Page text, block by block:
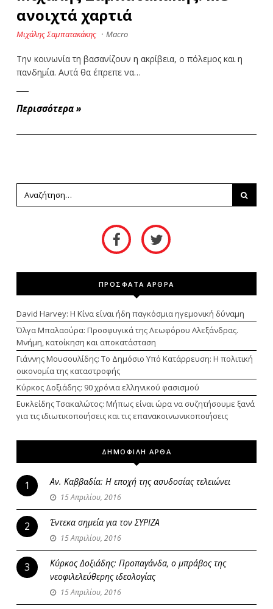
ανοιχτά χαρτιά
Μιχάλης Σαμπατακάκης · Macro
Την κοινωνία τη βασανίζουν η ακρίβεια, ο πόλεμος και η
πανδημία. Αυτά θα έπρεπε να…
Περισσότερα »
ΠΡΟΣΦΑΤΑ ΑΡΘΡΑ
David Harvey: Η Κίνα είναι ήδη παγκόσμια ηγεμονική δύναμη
Όλγα Μπαλαούρα: Προσφυγικά της Λεωφόρου Αλεξάνδρας.
Μνήμη, κατοίκηση και αποκατάσταση
Γιάννης Μουσουλίδης: Το Δημόσιο Υπό Κατάρρευση: Η πολιτική
οικονομία της καταστροφής
Κύρκος Δοξιάδης: 90 χρόνια ελληνικού φασισμού
Ευκλείδης Τσακαλώτος: Μήπως είναι ώρα να συζητήσουμε ξανά
για τις ιδιωτικοποιήσεις και τις επανακοινωνικοποιήσεις
ΔΗΜΟΦΙΛΗ ΑΡΘΑ
1 Αν. Καββαδία: Η εποχή της ασυδοσίας τελειώνει
15 Απριλίου, 2016
2 Έντεκα σημεία για τον ΣΥΡΙΖΑ
15 Απριλίου, 2016
3
Κύρκος Δοξιάδης: Προπαγάνδα, ο μπράβος της
νεοφιλελεύθερης ιδεολογίας
15 Απριλίου, 2016